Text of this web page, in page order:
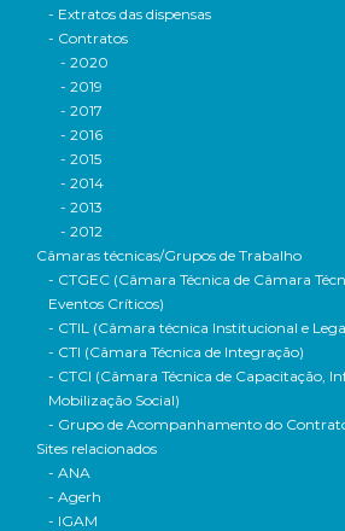
- Extratos das dispensas
- Contratos
- 2020
- 2019
- 2017
- 2016
- 2015
- 2014
- 2013
- 2012
Câmaras técnicas/Grupos de Trabalho
- CTGEC (Câmara Técnica de Câmara
Eventos Críticos)
- CTIL (Câmara técnica Institucional e
- CTI (Câmara Técnica de Integração)
- CTCI (Câmara Técnica de Capacitação,
Mobilização Social)
- Grupo de Acompanhamento do
Sites relacionados
- ANA
- Agerh
- IGAM